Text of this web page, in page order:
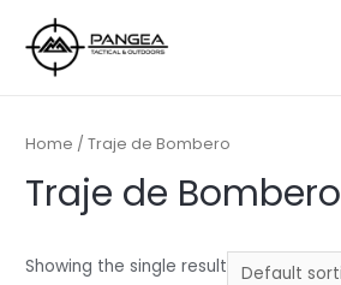
contenido
Home / Traje de Bombero
Traje de Bombero
Showing the single result